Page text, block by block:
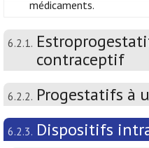
médicaments.
6.2.1.
contraceptif
6.2.2. Progestatifs à
6.2.3. Dispositifs